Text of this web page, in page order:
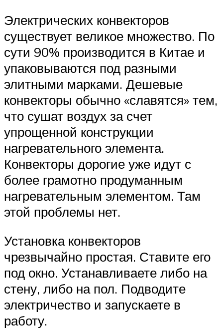
Электрических конвекторов
существует великое множество. По
сути 90% производится в Китае и
упаковываются под разными
элитными марками. Дешевые
конвекторы обычно «славятся» тем,
что сушат воздух за счет
упрощенной конструкции
нагревательного элемента.
Конвекторы дорогие уже идут с
более грамотно продуманным
нагревательным элементом. Там
этой проблемы нет.
Установка конвекторов
чрезвычайно простая. Ставите его
под окно. Устанавливаете либо на
стену, либо на пол. Подводите
электричество и запускаете в
работу.